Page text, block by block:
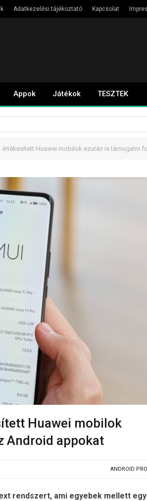
Adatkezelési tájékoztató Kapcsolat
Appok Játékok TESZTEK
Huawei mobilok ezután is támogatni
Huawei mobilok
Android appokat
ANDROID
rendszert, ami egyebek mellett egy